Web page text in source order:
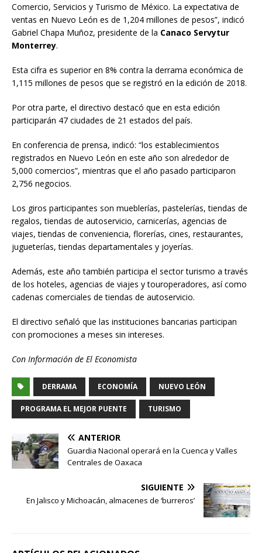
Comercio, Servicios y Turismo de México. La expectativa de
ventas en Nuevo León es de 1,204 millones de pesos”, indicó
Gabriel Chapa Muñoz, presidente de la Canaco Servytur
Monterrey.
Esta cifra es superior en 8% contra la derrama económica de
1,115 millones de pesos que se registró en la edición de 2018.
Por otra parte, el directivo destacó que en esta edición
participarán 47 ciudades de 21 estados del país.
En conferencia de prensa, indicó: “los establecimientos
registrados en Nuevo León en este año son alrededor de
5,000 comercios”, mientras que el año pasado participaron
2,756 negocios.
Los giros participantes son mueblerías, pastelerías, tiendas de
regalos, tiendas de autoservicio, carnicerías, agencias de
viajes, tiendas de conveniencia, florerías, cines, restaurantes,
jugueterías, tiendas departamentales y joyerías.
Además, este año también participa el sector turismo a través
de los hoteles, agencias de viajes y touroperadores, así como
cadenas comerciales de tiendas de autoservicio.
El directivo señaló que las instituciones bancarias participan
con promociones a meses sin intereses.
Con Información de El Economista
DERRAMA ECONOMÍA NUEVO LEÓN
PROGRAMA EL MEJOR PUENTE TURISMO
ANTERIOR
Guardia Nacional operará en la Cuenca y Valles
Centrales de Oaxaca
SIGUIENTE
En Jalisco y Michoacán, almacenes de ‘burreros’